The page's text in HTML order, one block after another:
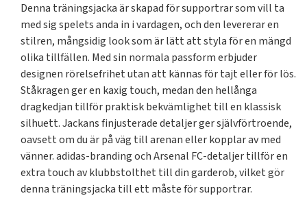
Denna träningsjacka är skapad för supportrar som vill ta
med sig spelets anda in i vardagen, och den levererar en
stilren, mångsidig look som är lätt att styla för en mängd
olika tillfällen. Med sin normala passform erbjuder
designen rörelsefrihet utan att kännas för tajt eller för lös.
Ståkragen ger en kaxig touch, medan den hellånga
dragkedjan tillför praktisk bekvämlighet till en klassisk
silhuett. Jackans finjusterade detaljer ger självförtroende,
oavsett om du är på väg till arenan eller kopplar av med
vänner. adidas-branding och Arsenal FC-detaljer tillför en
extra touch av klubbstolthet till din garderob, vilket gör
denna träningsjacka till ett måste för supportrar.